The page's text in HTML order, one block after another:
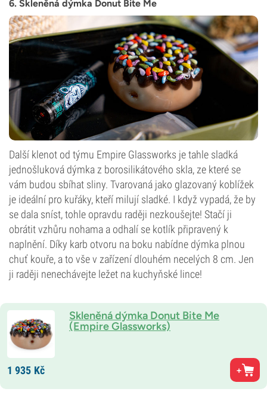
6. Skleněná dýmka Donut Bite Me
Další klenot od týmu Empire Glassworks je tahle sladká
jednošluková dýmka z borosilikátového skla, ze které se
vám budou sbíhat sliny. Tvarovaná jako glazovaný koblížek
je ideální pro kuřáky, kteří milují sladké. I když vypadá, že by
se dala sníst, tohle opravdu raději nezkoušejte! Stačí ji
obrátit vzhůru nohama a odhalí se kotlík připravený k
naplnění. Díky karb otvoru na boku nabídne dýmka plnou
chuť kouře, a to vše v zařízení dlouhém necelých 8 cm. Jen
ji raději nenechávejte ležet na kuchyňské lince!
Skleněná dýmka Donut Bite Me
(Empire Glassworks)
1 935 Kč